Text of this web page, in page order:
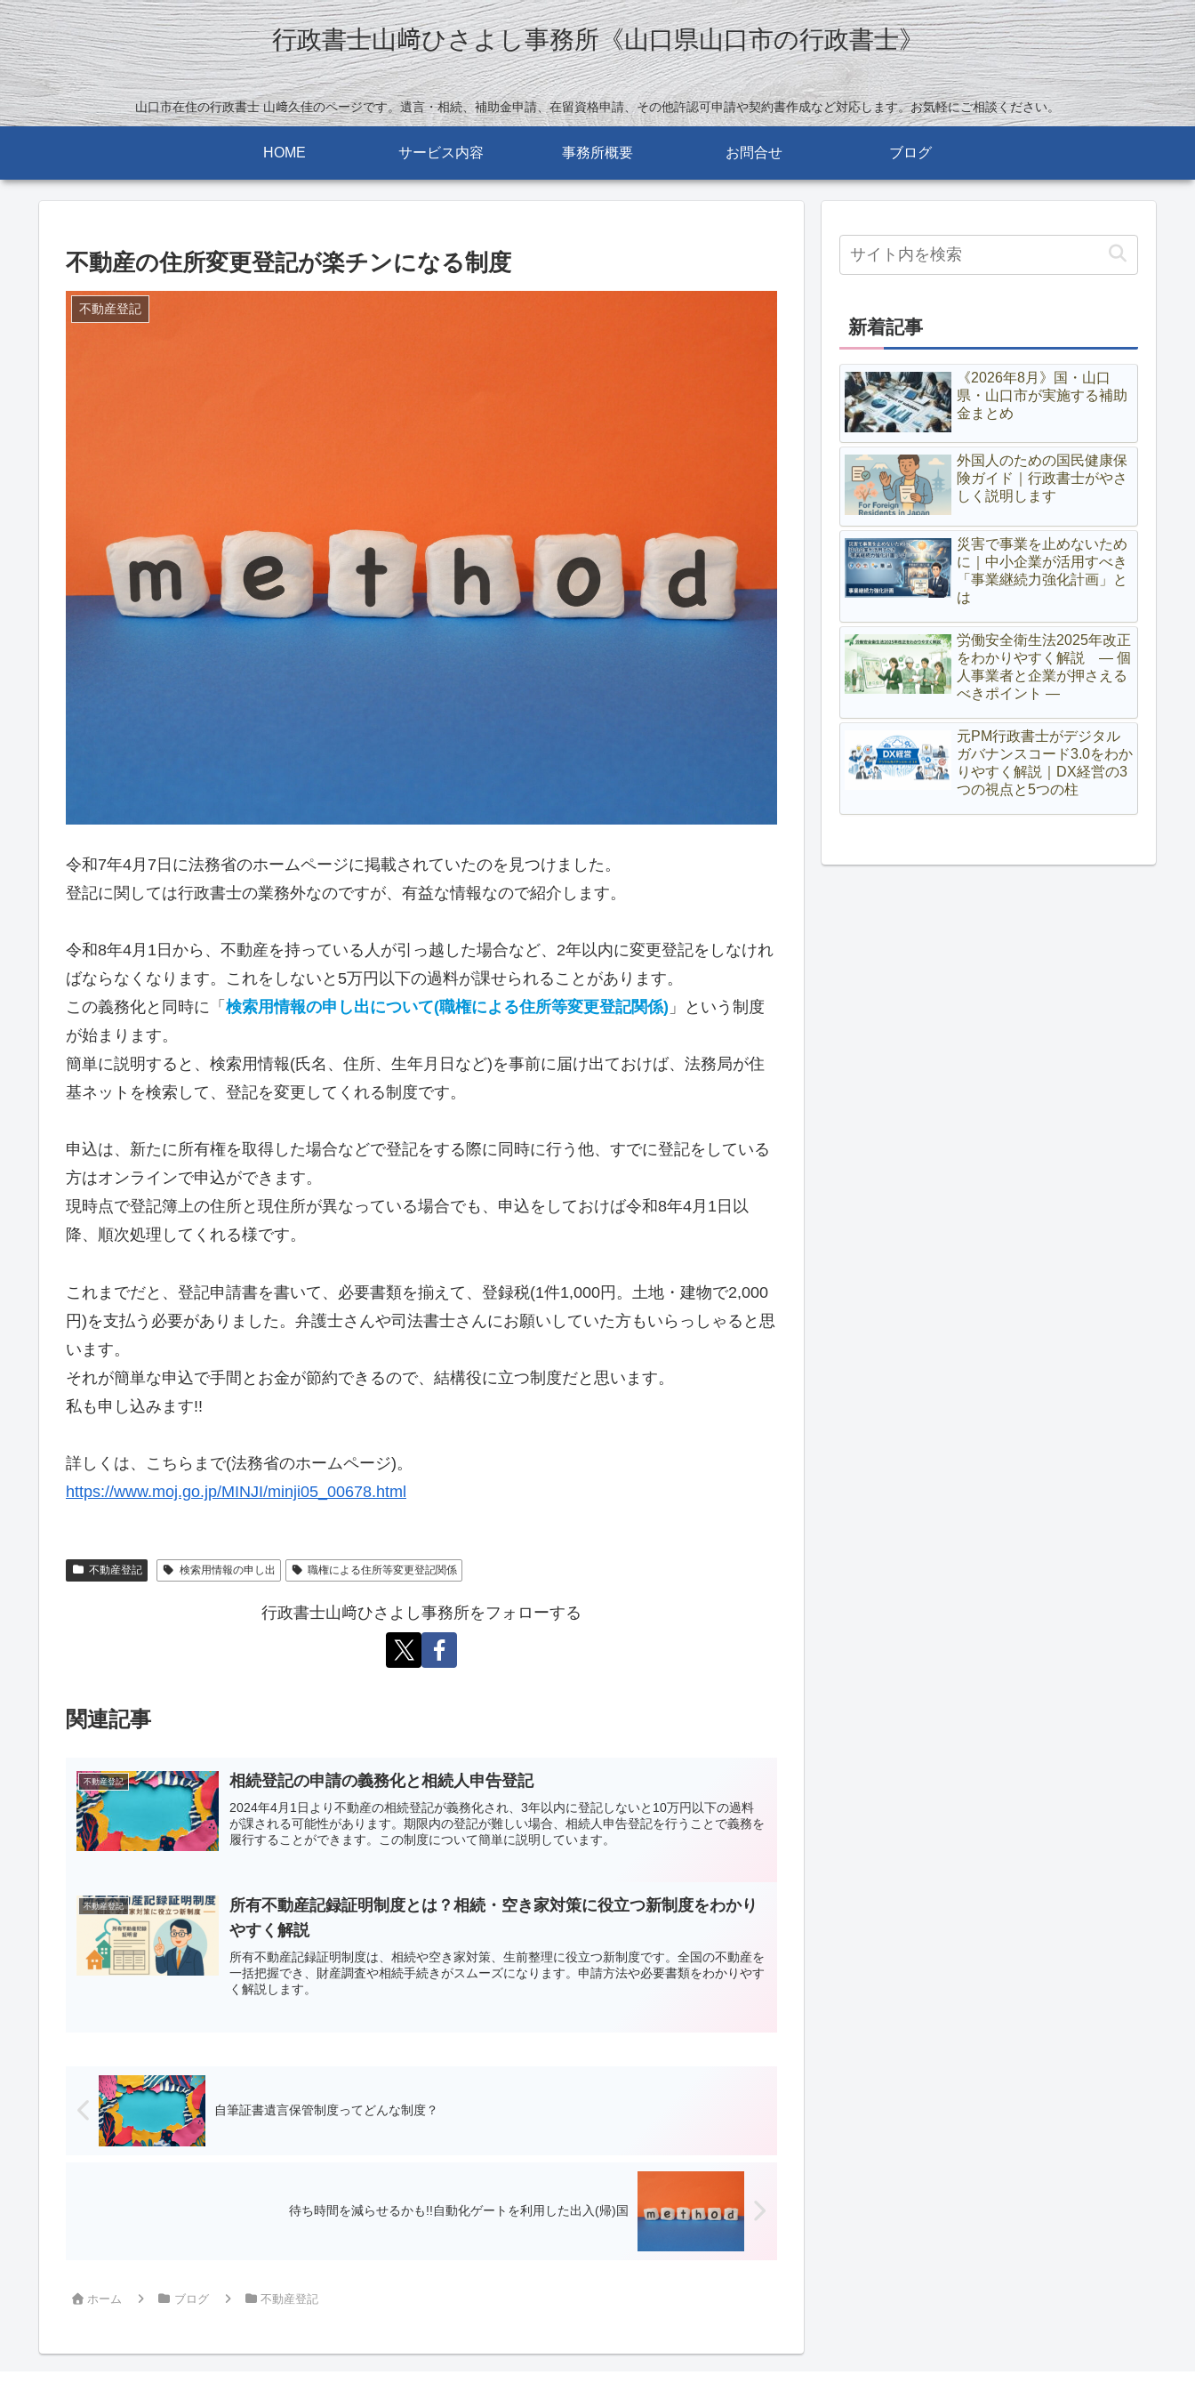
行政書士山﨑ひさよし事務所《山口県山口市の行政書士》
山口市在住の行政書士 山﨑久佳のページです。遺言・相続、補助金申請、在留資格申請、その他許認可申請や契約書作成など対応します。お気軽にご相談ください。
HOME サービス内容 事務所概要 お問合せ ブログ
不動産の住所変更登記が楽チンになる制度
不動産登記
令和7年4月7日に法務省のホームページに掲載されていたのを見つけました。
登記に関しては行政書士の業務外なのですが、有益な情報なので紹介します。
令和8年4月1日から、不動産を持っている人が引っ越した場合など、2年以内に変更登記をしなけれ
ばならなくなります。これをしないと5万円以下の過料が課せられることがあります。
この義務化と同時に「 検索用情報の申し出について(職権による住所等変更登記関係) 」という制度
が始まります。
簡単に説明すると、検索用情報(氏名、住所、生年月日など)を事前に届け出ておけば、法務局が住
基ネットを検索して、登記を変更してくれる制度です。
申込は、新たに所有権を取得した場合などで登記をする際に同時に行う他、すでに登記をしている
方はオンラインで申込ができます。
現時点で登記簿上の住所と現住所が異なっている場合でも、申込をしておけば令和8年4月1日以
降、順次処理してくれる様です。
これまでだと、登記申請書を書いて、必要書類を揃えて、登録税(1件1,000円。土地・建物で2,000
円)を支払う必要がありました。弁護士さんや司法書士さんにお願いしていた方もいらっしゃると思
います。
それが簡単な申込で手間とお金が節約できるので、結構役に立つ制度だと思います。
私も申し込みます!!
詳しくは、こちらまで(法務省のホームページ)。
https://www.moj.go.jp/MINJI/minji05_00678.html
不動産登記 検索用情報の申し出 職権による住所等変更登記関係
行政書士山﨑ひさよし事務所をフォローする
関連記事
不動産登記 相続登記の申請の義務化と相続人申告登記
2024年4月1日より不動産の相続登記が義務化され、3年以内に登記しないと10万円以下の過料
が課される可能性があります。期限内の登記が難しい場合、相続人申告登記を行うことで義務を
履行することができます。この制度について簡単に説明しています。
不動産登記
所有不動産記録証明制度とは？相続・空き家対策に役立つ新制度をわかり
やすく解説
所有不動産記録証明制度は、相続や空き家対策、生前整理に役立つ新制度です。全国の不動産を
一括把握でき、財産調査や相続手続きがスムーズになります。申請方法や必要書類をわかりやす
く解説します。
自筆証書遺言保管制度ってどんな制度？
待ち時間を減らせるかも!!自動化ゲートを利用した出入(帰)国
ホーム ブログ 不動産登記
新着記事
《2026年8月》国・山口
県・山口市が実施する補助
金まとめ
外国人のための国民健康保
険ガイド｜行政書士がやさ
しく説明します
災害で事業を止めないため
に｜中小企業が活用すべき
「事業継続力強化計画」と
は
労働安全衛生法2025年改正
をわかりやすく解説 ― 個
人事業者と企業が押さえる
べきポイント ―
元PM行政書士がデジタル
ガバナンスコード3.0をわか
りやすく解説｜DX経営の3
つの視点と5つの柱